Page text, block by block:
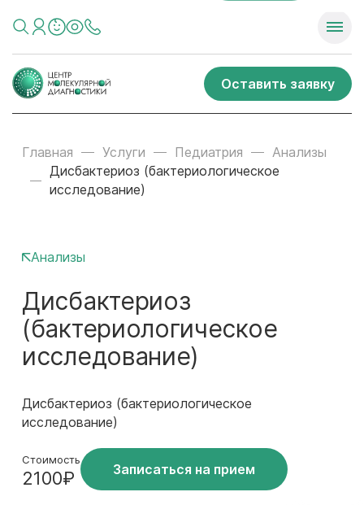
Оставить заявку
Главная Услуги Педиатрия
Анализы
Дисбактериоз (бактериологическое
исследование)
Анализы
Дисбактериоз
(бактериологическое
исследование)
Дисбактериоз (бактериологическое
исследование)
Стоимость
2100₽ Записаться на прием